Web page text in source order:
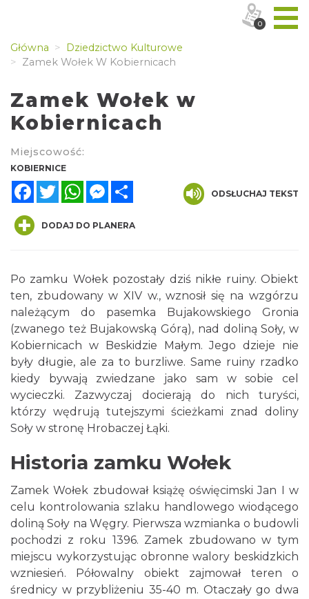
Główna
Dziedzictwo Kulturowe
Zamek Wołek W Kobiernicach
Zamek Wołek w
Kobiernicach
Miejscowość:
KOBIERNICE
FacebookTwitterWhatsAppMessenger
ODSŁUCHAJ TEKST
DODAJ DO PLANERA
Po zamku Wołek pozostały dziś nikłe ruiny. Obiekt
ten, zbudowany w XIV w., wznosił się na wzgórzu
należącym do pasemka Bujakowskiego Gronia
(zwanego też Bujakowską Górą), nad doliną Soły, w
Kobiernicach w Beskidzie Małym. Jego dzieje nie
były długie, ale za to burzliwe. Same ruiny rzadko
kiedy bywają zwiedzane jako sam w sobie cel
wycieczki. Zazwyczaj docierają do nich turyści,
którzy wędrują tutejszymi ścieżkami znad doliny
Soły w stronę Hrobaczej Łąki.
Historia zamku Wołek
Zamek Wołek zbudował książę oświęcimski Jan I w
celu kontrolowania szlaku handlowego wiodącego
doliną Soły na Węgry. Pierwsza wzmianka o budowli
pochodzi z roku 1396. Zamek zbudowano w tym
miejscu wykorzystując obronne walory beskidzkich
wzniesień. Półowalny obiekt zajmował teren o
średnicy w przybliżeniu 35-40 m. Otaczały go dwa
0